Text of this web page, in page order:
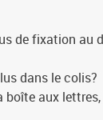
de fixation au
dans le colis?
boîte aux